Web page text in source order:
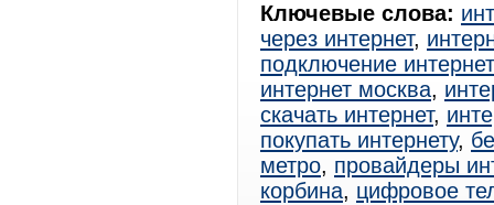
Ключевые слова:
через интернет,
подключение
интернет москва,
скачать интернет,
покупать интернету,
метро, провайдеры
корбина, цифровое